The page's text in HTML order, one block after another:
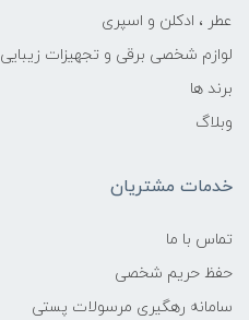
عطر ، ادکلن و اسپری
لوازم شخصی برقی و تجهیزات زیبایی
برند ها
وبلاگ
خدمات مشتریان
تماس با ما
حفظ حریم شخصی
سامانه رهگیری مرسولات پستی